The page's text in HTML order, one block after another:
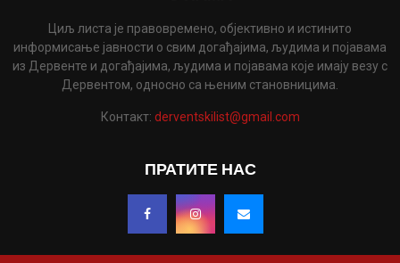
Циљ листа је правовремено, објективно и истинито
информисање јавности о свим догађајима, људима и појавама
из Дервенте и догађајима, људима и појавама које имају везу с
Дервентом, односно са њеним становницима.
Контакт: derventskilist@gmail.com
ПРАТИТЕ НАС